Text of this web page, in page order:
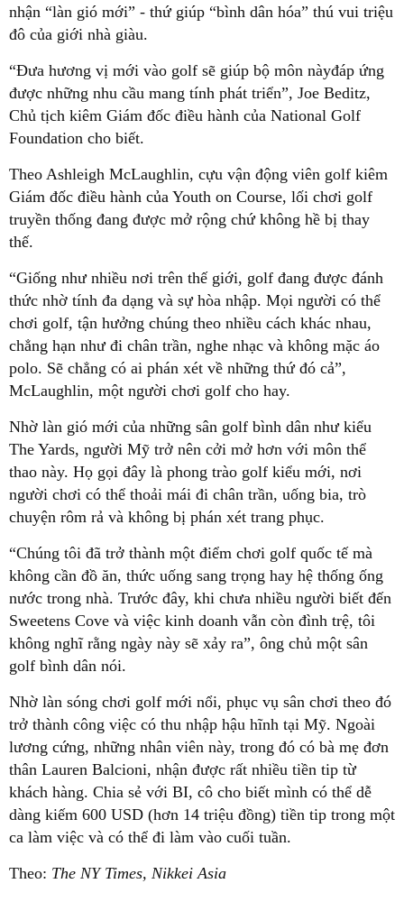
nhận “làn gió mới” - thứ giúp “bình dân hóa” thú vui triệu
đô của giới nhà giàu.
“Đưa hương vị mới vào golf sẽ giúp bộ môn nàyđáp ứng
được những nhu cầu mang tính phát triển”, Joe Beditz,
Chủ tịch kiêm Giám đốc điều hành của National Golf
Foundation cho biết.
Theo Ashleigh McLaughlin, cựu vận động viên golf kiêm
Giám đốc điều hành của Youth on Course, lối chơi golf
truyền thống đang được mở rộng chứ không hề bị thay
thế.
“Giống như nhiều nơi trên thế giới, golf đang được đánh
thức nhờ tính đa dạng và sự hòa nhập. Mọi người có thể
chơi golf, tận hưởng chúng theo nhiều cách khác nhau,
chẳng hạn như đi chân trần, nghe nhạc và không mặc áo
polo. Sẽ chẳng có ai phán xét về những thứ đó cả”,
McLaughlin, một người chơi golf cho hay.
Nhờ làn gió mới của những sân golf bình dân như kiểu
The Yards, người Mỹ trở nên cởi mở hơn với môn thể
thao này. Họ gọi đây là phong trào golf kiểu mới, nơi
người chơi có thể thoải mái đi chân trần, uống bia, trò
chuyện rôm rả và không bị phán xét trang phục.
“Chúng tôi đã trở thành một điểm chơi golf quốc tế mà
không cần đồ ăn, thức uống sang trọng hay hệ thống ống
nước trong nhà. Trước đây, khi chưa nhiều người biết đến
Sweetens Cove và việc kinh doanh vẫn còn đình trệ, tôi
không nghĩ rằng ngày này sẽ xảy ra”, ông chủ một sân
golf bình dân nói.
Nhờ làn sóng chơi golf mới nổi, phục vụ sân chơi theo đó
trở thành công việc có thu nhập hậu hĩnh tại Mỹ. Ngoài
lương cứng, những nhân viên này, trong đó có bà mẹ đơn
thân Lauren Balcioni, nhận được rất nhiều tiền tip từ
khách hàng. Chia sẻ với BI, cô cho biết mình có thể dễ
dàng kiếm 600 USD (hơn 14 triệu đồng) tiền tip trong một
ca làm việc và có thể đi làm vào cuối tuần.
Theo: The NY Times, Nikkei Asia